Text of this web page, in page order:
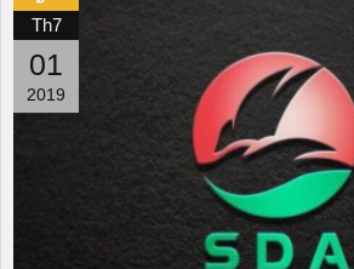
Th7
01
2019